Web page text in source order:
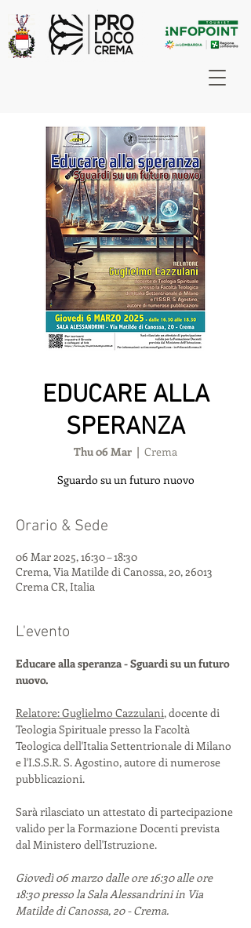
EDUCARE ALLA
SPERANZA
Thu 06 Mar
  |
Crema
Sguardo su un futuro nuovo
Orario & Sede
06 Mar 2025, 16:30 – 18:30
Crema, Via Matilde di Canossa, 20, 26013
Crema CR, Italia
L'evento
Educare alla speranza - Sguardi su un futuro
nuovo.
Relatore: Guglielmo Cazzulani, docente di
Teologia Spirituale presso la Facoltà
Teologica dell'Italia Settentrionale di Milano
e l'I.S.S.R. S. Agostino, autore di numerose
pubblicazioni.
Sarà rilasciato un attestato di partecipazione
valido per la Formazione Docenti prevista
dal Ministero dell'Istruzione.
Giovedì 06 marzo dalle ore 16:30 alle ore
18:30 presso la Sala Alessandrini in Via
Matilde di Canossa, 20 - Crema.